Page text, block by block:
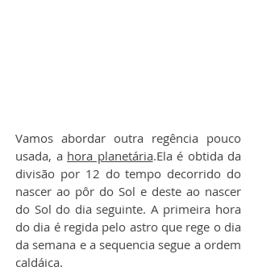
Vamos abordar outra regência pouco
usada, a hora planetária.Ela é obtida da
divisão por 12 do tempo decorrido do
nascer ao pôr do Sol e deste ao nascer
do Sol do dia seguinte. A primeira hora
do dia é regida pelo astro que rege o dia
da semana e a sequencia segue a ordem
caldáica.